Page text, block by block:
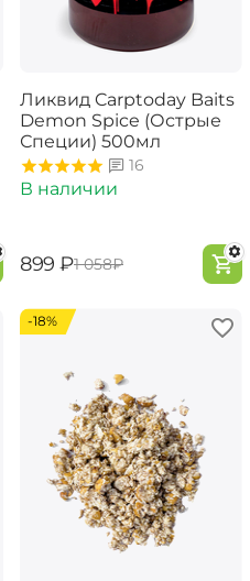
Ликвид Carptoday Baits
Demon Spice (Острые
Специи) 500мл
16
В наличии
‍899‍ ₽‍1 058‍₽
-18%